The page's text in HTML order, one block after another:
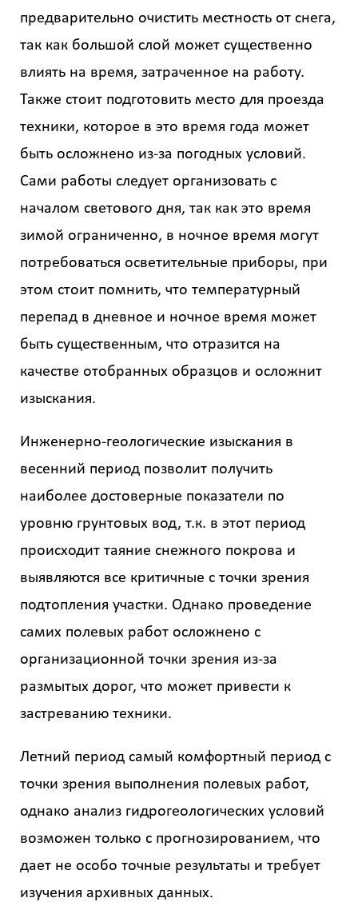
предварительно очистить местность от снега,
так как большой слой может существенно
влиять на время, затраченное на работу.
Также стоит подготовить место для проезда
техники, которое в это время года может
быть осложнено из-за погодных условий.
Сами работы следует организовать с
началом светового дня, так как это время
зимой ограниченно, в ночное время могут
потребоваться осветительные приборы, при
этом стоит помнить, что температурный
перепад в дневное и ночное время может
быть существенным, что отразится на
качестве отобранных образцов и осложнит
изыскания.
Инженерно-геологические изыскания в
весенний период позволит получить
наиболее достоверные показатели по
уровню грунтовых вод, т.к. в этот период
происходит таяние снежного покрова и
выявляются все критичные с точки зрения
подтопления участки. Однако проведение
самих полевых работ осложнено с
организационной точки зрения из-за
размытых дорог, что может привести к
застреванию техники.
Летний период самый комфортный период с
точки зрения выполнения полевых работ,
однако анализ гидрогеологических условий
возможен только с прогнозированием, что
дает не особо точные результаты и требует
изучения архивных данных.
стоимости
работ
Вид
Площадь
?
Назначение
Стоимость
работ
0